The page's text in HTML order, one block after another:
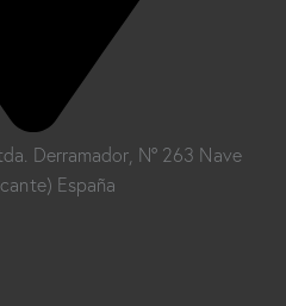
Derramador, Nº 263 Nave
España